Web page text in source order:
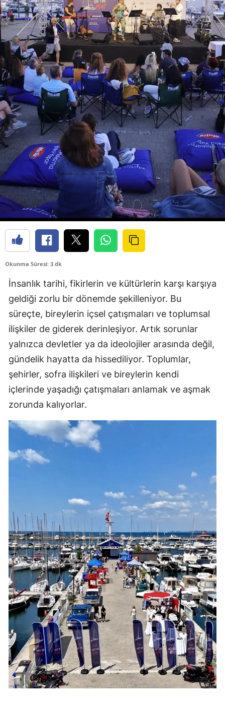
Okunma Süresi: 3 dk
İnsanlık tarihi, fikirlerin ve kültürlerin karşı karşıya
geldiği zorlu bir dönemde şekilleniyor. Bu
süreçte, bireylerin içsel çatışmaları ve toplumsal
ilişkiler de giderek derinleşiyor. Artık sorunlar
yalnızca devletler ya da ideolojiler arasında değil,
gündelik hayatta da hissediliyor. Toplumlar,
şehirler, sofra ilişkileri ve bireylerin kendi
içlerinde yaşadığı çatışmaları anlamak ve aşmak
zorunda kalıyorlar.